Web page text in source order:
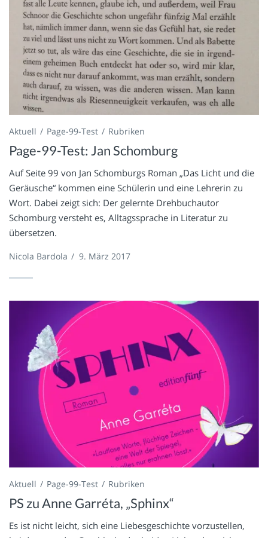
Aktuell Page-99-Test Rubriken
Page-99-Test: Jan Schomburg
Auf Seite 99 von Jan Schomburgs Roman „Das Licht und die
Geräusche“ kommen eine Schülerin und eine Lehrerin zu
Wort. Dabei zeigt sich: Der gelernte Drehbuchautor
Schomburg versteht es, Alltagssprache in Literatur zu
übersetzen.
Nicola Bardola / 9. März 2017
Aktuell Page-99-Test Rubriken
PS zu Anne Garréta, „Sphinx“
Es ist nicht leicht, sich eine Liebesgeschichte vorzustellen,